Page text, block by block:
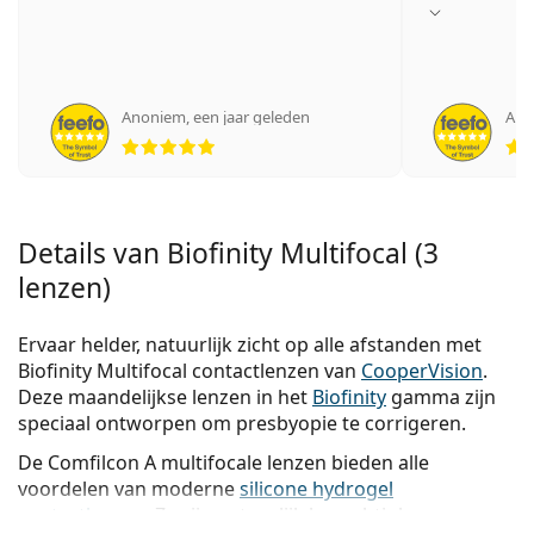
Anoniem,een jaar geleden
Beoordeling 5 van 5
Details van Biofinity Multifocal (3
lenzen)
Ervaar helder, natuurlijk zicht op alle afstanden met
Biofinity Multifocal contactlenzen van CooperVision.
Deze maandelijkse lenzen in het Biofinity gamma zijn
speciaal ontworpen om presbyopie te corrigeren.
De Comfilcon A multifocale lenzen bieden alle
voordelen van modernesilicone hydrogel
. Ze zijn natuurlijk bevochtigbaar en